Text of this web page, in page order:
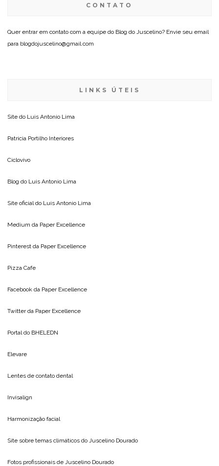
CONTATO
Quer entrar em contato com a equipe do Blog do Juscelino? Envie seu email
para blogdojuscelino@gmail.com
LINKS ÚTEIS
Site do Luis Antonio Lima
Patricia Portilho Interiores
Ciclovivo
Blog do Luis Antonio Lima
Site oficial do Luis Antonio Lima
Medium da Paper Excellence
Pinterest da Paper Excellence
Pizza Cafe
Facebook da Paper Excellence
Twitter da Paper Excellence
Portal do BHELEDN
Elevare
Lentes de contato dental
Invisalign
Harmonização facial
Site sobre temas climáticos do Juscelino Dourado
Fotos profissionais de Juscelino Dourado